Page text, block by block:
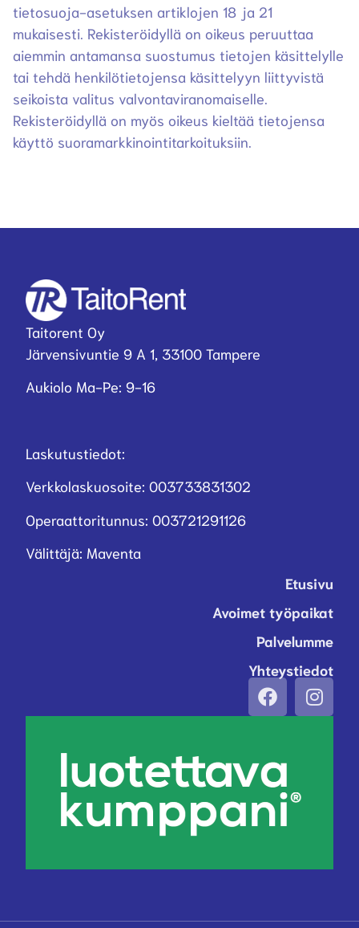
tietosuoja-asetuksen artiklojen 18 ja 21
mukaisesti. Rekisteröidyllä on oikeus peruuttaa
aiemmin antamansa suostumus tietojen käsittelylle
tai tehdä henkilötietojensa käsittelyyn liittyvistä
seikoista valitus valvontaviranomaiselle.
Rekisteröidyllä on myös oikeus kieltää tietojensa
käyttö suoramarkkinointitarkoituksiin.
Taitorent Oy
Järvensivuntie 9 A 1, 33100 Tampere
Aukiolo Ma-Pe: 9-16
Laskutustiedot:
Verkkolaskuosoite: 003733831302
Operaattoritunnus: 003721291126
Välittäjä: Maventa
Etusivu
Avoimet työpaikat
Palvelumme
Yhteystiedot